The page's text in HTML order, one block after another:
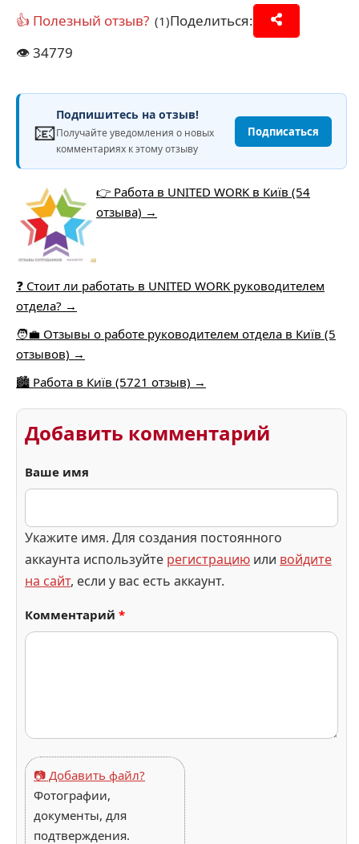
👍 Полезный отзыв? (1)Поделиться:
👁️34779
📧
Подпишитесь на отзыв!
Получайте уведомления о новых
комментариях к этому отзыву
Подписаться
👉 Работа в UNITED WORK в Київ (54
отзыва) →
❓ Стоит ли работать в UNITED WORK руководителем
отдела? →
🧑‍💼 Отзывы о работе руководителем отдела в Київ (5
отзывов) →
🏙️ Работа в Київ (5721 отзыв) →
Добавить комментарий
Ваше имя
Укажите имя. Для создания постоянного
аккаунта используйте регистрацию или войдите
на сайт, если у вас есть аккаунт.
Комментарий *
📷 Добавить файл?
Фотографии,
документы, для
подтверждения.